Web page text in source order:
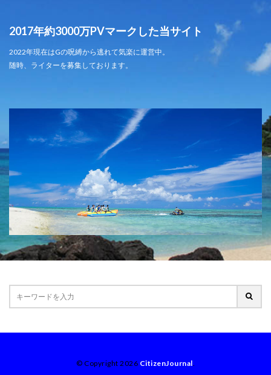
2017年約3000万PVマークした当サイト
2022年現在はGの呪縛から逃れて気楽に運営中。
随時、ライターを募集しております。
© Copyright 2026 CitizenJournal